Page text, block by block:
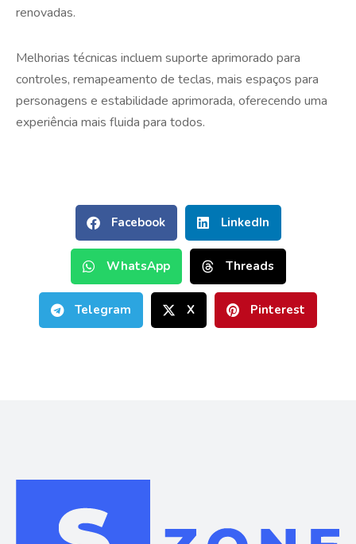
renovadas.
Melhorias técnicas incluem suporte aprimorado para
controles, remapeamento de teclas, mais espaços para
personagens e estabilidade aprimorada, oferecendo uma
experiência mais fluida para todos.
Facebook LinkedIn
WhatsApp Threads
Telegram X Pinterest